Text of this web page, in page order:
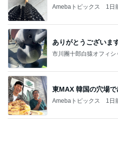
Amebaトピックス 1日
ありがとうございま
市川團十郎白猿オフィシ
東MAX 韓国の穴場
Amebaトピックス 1日